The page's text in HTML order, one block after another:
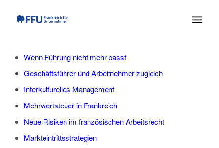
Wenn Führung nicht mehr passt
Geschäftsführer und Arbeitnehmer zugleich
Interkulturelles Management
Mehrwertsteuer in Frankreich
Neue Risiken im französischen Arbeitsrecht
Markteintrittsstrategien